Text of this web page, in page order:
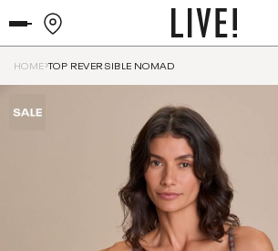
HOME TOP REVERSIBLE NOMAD